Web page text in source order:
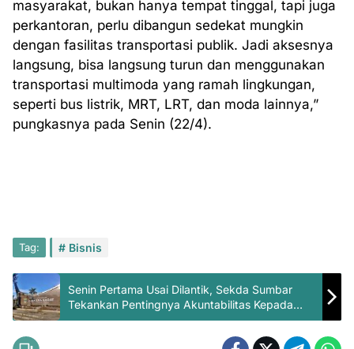
masyarakat, bukan hanya tempat tinggal, tapi juga
perkantoran, perlu dibangun sedekat mungkin
dengan fasilitas transportasi publik. Jadi aksesnya
langsung, bisa langsung turun dan menggunakan
transportasi multimoda yang ramah lingkungan,
seperti bus listrik, MRT, LRT, dan moda lainnya,”
pungkasnya pada Senin (22/4).
Tag: Bisnis
Senin Pertama Usai Dilantik, Sekda Sumbar
Tekankan Pentingnya Akuntabilitas Kepada
Para ASN